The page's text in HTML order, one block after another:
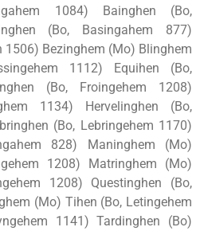
1084) Bainghen (Bo,
(Bo, Basingahem 877)
1506) Bezinghem (Mo) Blinghem
1112) Equihen (Bo,
(Bo, Froingehem 1208)
1134) Hervelinghen (Bo,
(Bo, Lebringehem 1170)
828) Maninghem (Mo)
1208) Matringhem (Mo)
1208) Questinghen (Bo,
(Mo) Tihen (Bo, Letingehem
1141) Tardinghen (Bo)